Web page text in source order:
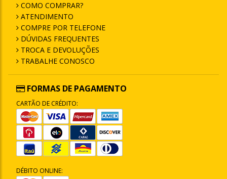
COMO COMPRAR?
ATENDIMENTO
COMPRE POR TELEFONE
DÚVIDAS FREQUENTES
TROCA E DEVOLUÇÕES
TRABALHE CONOSCO
FORMAS DE PAGAMENTO
CARTÃO DE CRÉDITO:
DÉBITO ONLINE: